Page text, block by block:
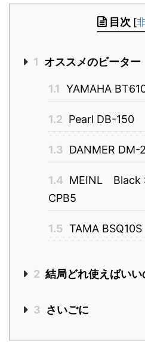
目次 [
1 オススメのビーター
1.1 YAMAHA
1.2 Pearl DB-150
1.3 DANMER DM-
1.4 MEINL Black
CPB5
1.5 TAMA BSQ10S
2 結局どれ使えばいい
3 さいごに